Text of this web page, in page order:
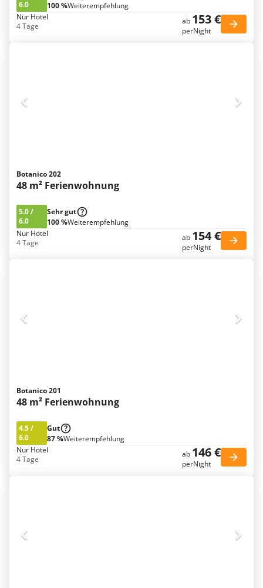
6.0 100 %Weiterempfehlung
Nur Hotel
4 Tage
ab 153 €
perNight
Botanico 202
48 m² Ferienwohnung
5.0/
6.0
Sehr gut
100 %Weiterempfehlung
Nur Hotel
4 Tage
ab 154 €
perNight
Botanico 201
48 m² Ferienwohnung
4.5/
6.0
Gut
87 %Weiterempfehlung
Nur Hotel
4 Tage
ab 146 €
perNight